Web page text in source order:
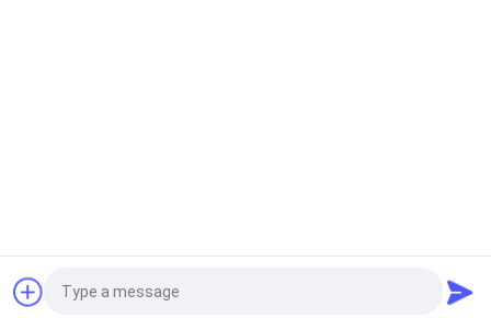
Fordern Sie ein Angebot